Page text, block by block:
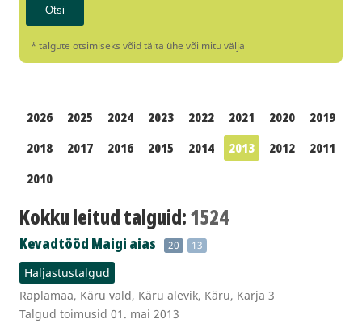
* talgute otsimiseks võid täita ühe või mitu välja
2026 2025 2024 2023 2022 2021 2020
2019
2018
2017 2016 2015 2014 2013 2012
2011
2010
Kokku leitud talguid:1524
Kevadtööd Maigi aias 20 13
Haljastustalgud
Raplamaa, Käru vald, Käru alevik, Käru, Karja 3
Talgud toimusid 01. mai 2013